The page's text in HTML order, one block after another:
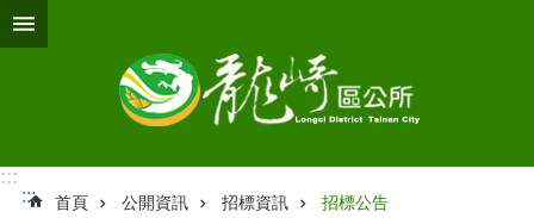
跳到主要內容區塊
:::
:::
首頁 公開資訊 招標資訊 招標公告